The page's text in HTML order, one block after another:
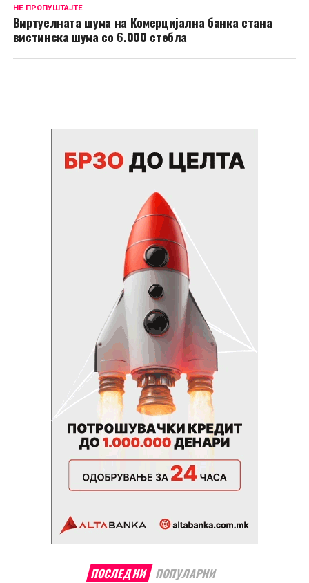
НЕ ПРОПУШТАЈТЕ
Виртуелната шума на Комерцијална банка стана
вистинска шума со 6.000 стебла
ПОСЛЕДНИ ПОПУЛАРНИ